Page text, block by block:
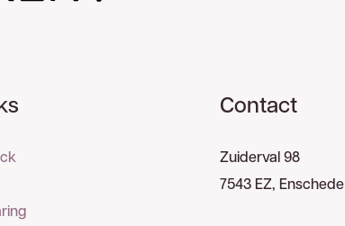
Contact
Zuiderval 98
7543 EZ, Enschede